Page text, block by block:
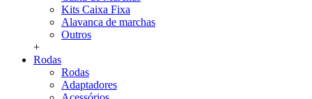
Kits Caixa Fixa
Alavanca de marchas
Outros
+
Rodas
Rodas
Adaptadores